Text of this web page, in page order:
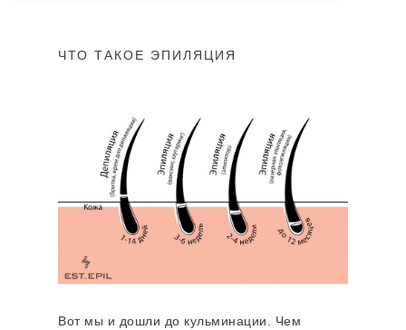
ЧТО ТАКОЕ ЭПИЛЯЦИЯ
Вот мы и дошли до кульминации. Чем